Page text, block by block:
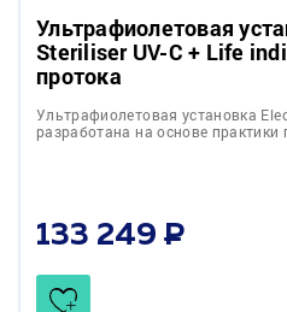
Ультрафиолетовая
Steriliser UV-C + Life
протока
Ультрафиолетовая установка
разработана на основе практики
133 249